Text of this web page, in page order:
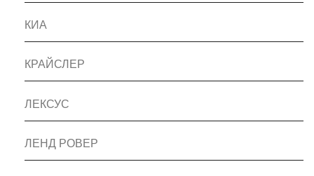
КИА
КРАЙСЛЕР
ЛЕКСУС
ЛЕНД РОВЕР